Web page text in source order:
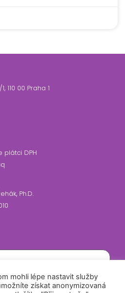
110 00 Praha 1
plátci DPH
Ph.D.
newsletteru
mohli lépe nastavit služby
získat anonymizovaná